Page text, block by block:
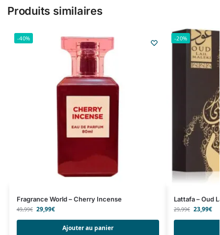
Produits similaires
-40%
Fragrance World – Cherry Incense
49,99€ 29,99€
Ajouter au panier
-20%
Lattafa – Oud
29,99€ 23,99€